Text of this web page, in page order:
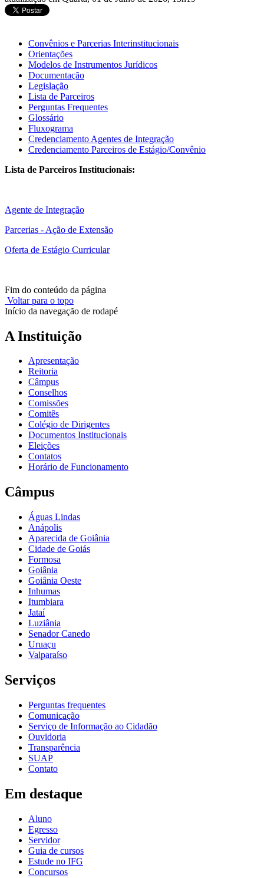
Convênios e Parcerias Interinstitucionais
Orientações
Modelos de Instrumentos Jurídicos
Documentação
Legislação
Lista de Parceiros
Perguntas Frequentes
Glossário
Fluxograma
Credenciamento Agentes de Integração
Credenciamento Parceiros de Estágio/Convênio
Lista de Parceiros Institucionais:
Agente de Integração
Parcerias - Ação de Extensão
Oferta de Estágio Curricular
Fim do conteúdo da página
Voltar para o topo
Início da navegação de rodapé
A Instituição
Apresentação
Reitoria
Câmpus
Conselhos
Comissões
Comitês
Colégio de Dirigentes
Documentos Institucionais
Eleições
Contatos
Horário de Funcionamento
Câmpus
Águas Lindas
Anápolis
Aparecida de Goiânia
Cidade de Goiás
Formosa
Goiânia
Goiânia Oeste
Inhumas
Itumbiara
Jataí
Luziânia
Senador Canedo
Uruaçu
Valparaíso
Serviços
Perguntas frequentes
Comunicação
Serviço de Informação ao Cidadão
Ouvidoria
Transparência
SUAP
Contato
Em destaque
Aluno
Egresso
Servidor
Guia de cursos
Estude no IFG
Concursos